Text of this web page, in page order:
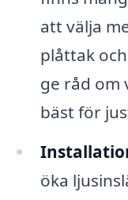
att välja
plåttak
ge råd om
bäst för
öka